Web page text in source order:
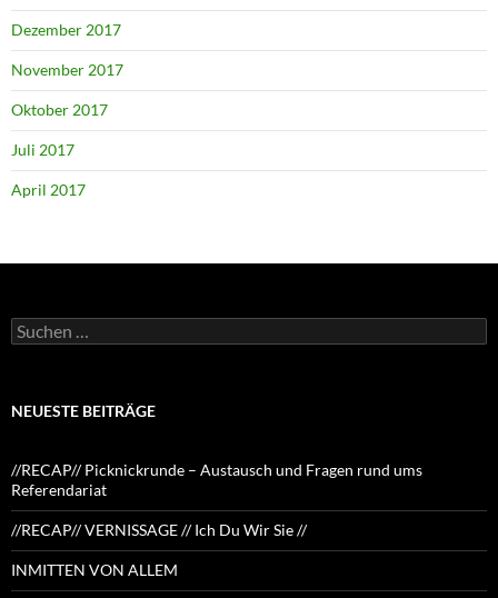
Dezember 2017
November 2017
Oktober 2017
Juli 2017
April 2017
Suchen
nach:
NEUESTE BEITRÄGE
//RECAP// Picknickrunde – Austausch und Fragen rund ums
Referendariat
//RECAP// VERNISSAGE // Ich Du Wir Sie //
INMITTEN VON ALLEM